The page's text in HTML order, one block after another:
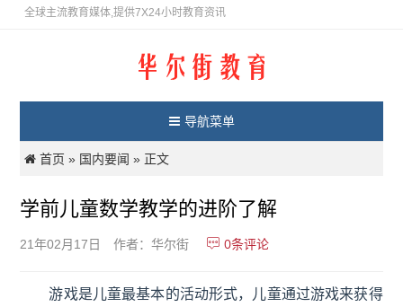
全球主流教育媒体,提供7X24小时教育资讯
导航菜单
首页 » 国内要闻 » 正文
学前儿童数学教学的进阶了解
21年02月17日 作者：华尔街 0条评论
游戏是儿童最基本的活动形式，儿童通过游戏来获得